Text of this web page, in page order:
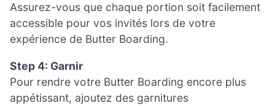
Assurez-vous que chaque portion soit facilement
accessible pour vos invités lors de votre
expérience de Butter Boarding.
Step 4: Garnir
Pour rendre votre Butter Boarding encore plus
appétissant, ajoutez des garnitures